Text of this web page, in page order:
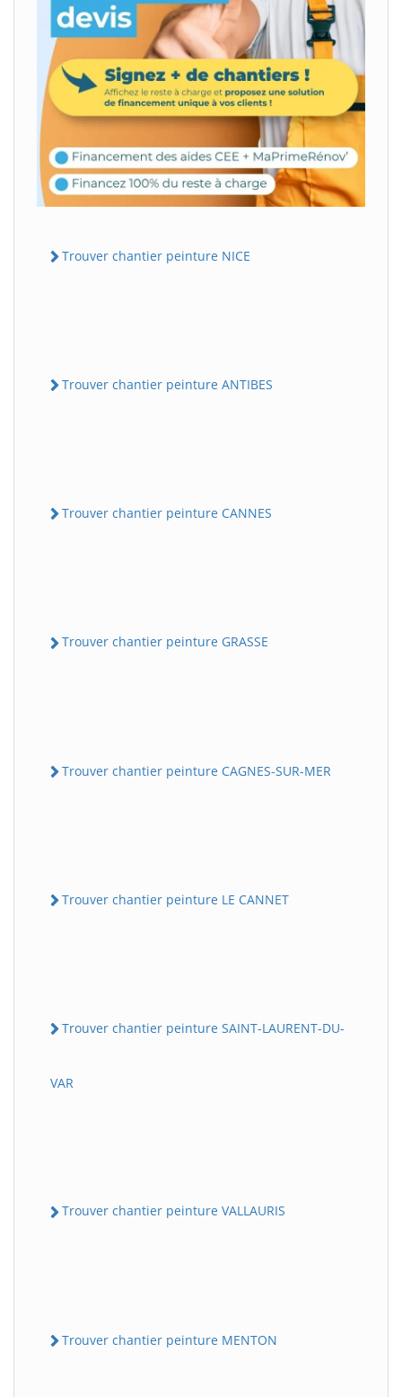
Trouver chantier peinture NICE
Trouver chantier peinture ANTIBES
Trouver chantier peinture CANNES
Trouver chantier peinture GRASSE
Trouver chantier peinture CAGNES-SUR-MER
Trouver chantier peinture LE CANNET
Trouver chantier peinture SAINT-LAURENT-DU-
VAR
Trouver chantier peinture VALLAURIS
Trouver chantier peinture MENTON